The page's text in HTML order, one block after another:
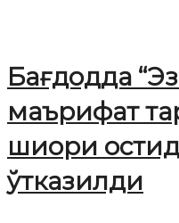
Бағдодда
маърифат
шиори
ўтказилди